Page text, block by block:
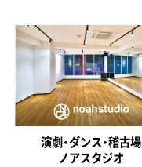
演劇・ダンス・稽古場
ノアスタジオ